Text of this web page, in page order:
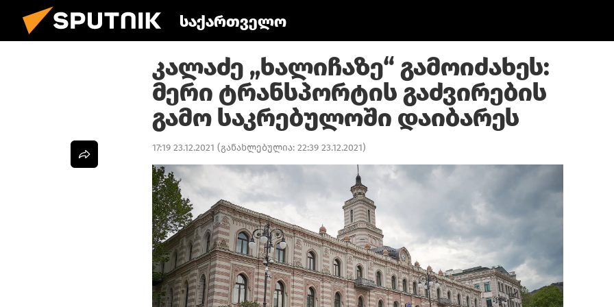
საქართველო
კალაძე „ხალიჩაზე“ გამოიძახეს:
მერი ტრანსპორტის გაძვირების
გამო საკრებულოში დაიბარეს
17:19 23.12.2021 (განახლებულია: 22:39 23.12.2021)